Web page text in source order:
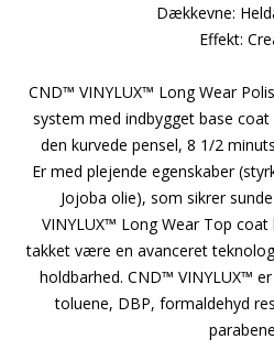
Dækkevne:
Effekt:
CND™ VINYLUX™ Long Wear
system med indbygget base
den kurvede pensel, 8 1/2
Er med plejende egenskaber
Jojoba olie), som sikrer
VINYLUX™ Long Wear Top
takket være en avanceret
holdbarhed. CND™ VINYLUX™
toluene, DBP, formaldehyd